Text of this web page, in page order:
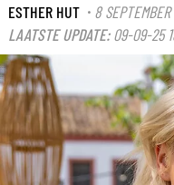
ESTHER HUT · 8
LAATSTE UPDATE: 09-09-25